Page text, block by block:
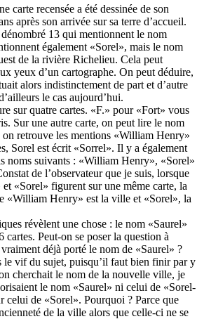
carte recensée a été dessinée de son
après son arrivée sur sa terre d’accueil.
13 qui mentionnent le nom
également «Sorel», mais le nom
de la rivière Richelieu. Cela peut
yeux d’un cartographe. On peut déduire,
alors indistinctement de part et d’autre
le cas aujourd’hui.
sur quatre cartes. «F.» pour «Fort» vous
Sur une autre carte, on peut lire le nom
retrouve les mentions «William Henry»
Sorel est écrit «Sorrel». Il y a également
noms suivants : «William Henry», «Sorel»
de l’observateur que je suis, lorsque
«Sorel» figurent sur une même carte, la
«William Henry» est la ville et «Sorel», la
révèlent une chose : le nom «Saurel»
cartes. Peut-on se poser la question à
déjà porté le nom de «Saurel» ?
le vif du sujet, puisqu’il faut bien finir par y
cherchait le nom de la nouvelle ville, je
le nom «Saurel» ni celui de «Sorel-
celui de «Sorel». Pourquoi ? Parce que
de la ville alors que celle-ci ne se